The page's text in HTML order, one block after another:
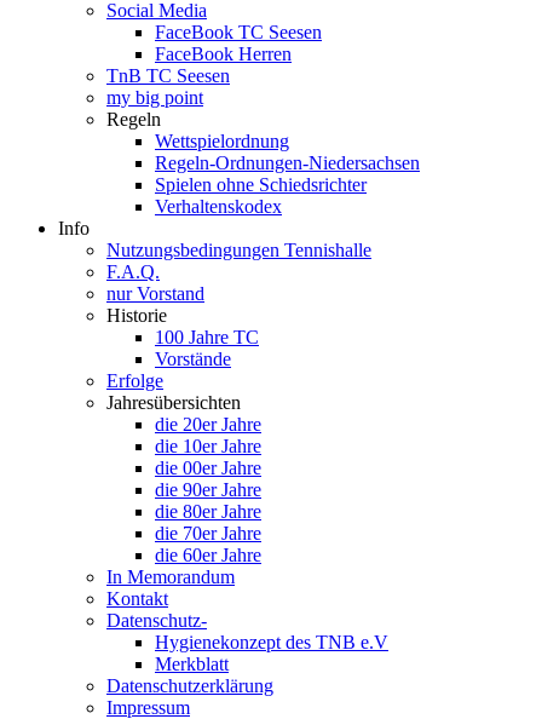
Social Media
FaceBook TC Seesen
FaceBook Herren
TnB TC Seesen
my big point
Regeln
Wettspielordnung
Regeln-Ordnungen-Niedersachsen
Spielen ohne Schiedsrichter
Verhaltenskodex
Info
Nutzungsbedingungen Tennishalle
F.A.Q.
nur Vorstand
Historie
100 Jahre TC
Vorstände
Erfolge
Jahresübersichten
die 20er Jahre
die 10er Jahre
die 00er Jahre
die 90er Jahre
die 80er Jahre
die 70er Jahre
die 60er Jahre
In Memorandum
Kontakt
Datenschutz-
Hygienekonzept des TNB e.V
Merkblatt
Datenschutzerklärung
Impressum